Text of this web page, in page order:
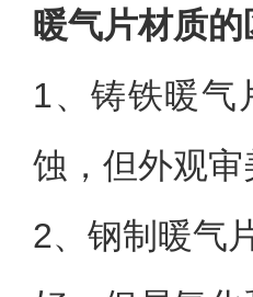
暖气片材质的
1、铸铁暖气
蚀，但外观
2、钢制暖气